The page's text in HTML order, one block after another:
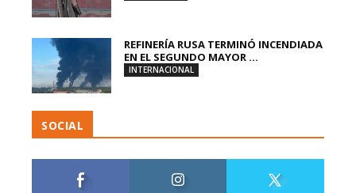
REFINERÍA RUSA TERMINÓ INCENDIADA
EN EL SEGUNDO MAYOR ...
INTERNACIONAL
SOCIAL